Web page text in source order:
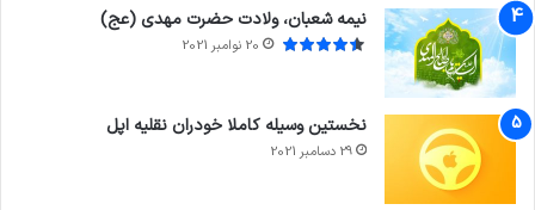
نیمه شعبان، ولادت حضرت مهدی (عج)
20 نوامبر 2021
نخستین وسیله کاملا خودران نقلیه اپل
29 دسامبر 2021